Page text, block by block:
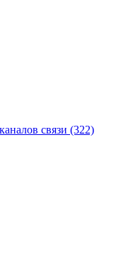
связи (322)